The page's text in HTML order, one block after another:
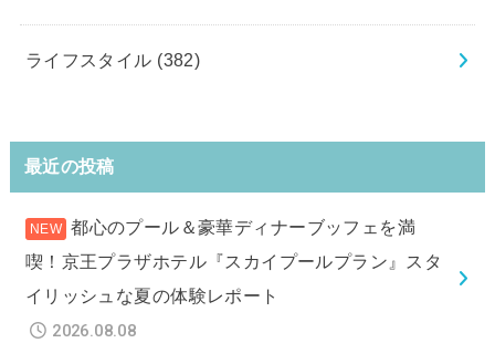
ライフスタイル (382)
最近の投稿
都心のプール＆豪華ディナーブッフェを満
喫！京王プラザホテル『スカイプールプラン』スタ
イリッシュな夏の体験レポート
2026.08.08